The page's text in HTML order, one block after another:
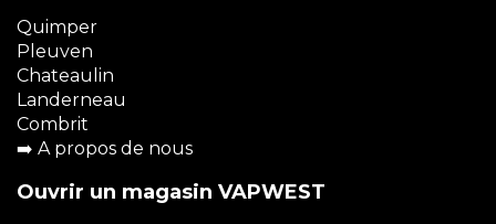
Quimper
Pleuven
Chateaulin
Landerneau
Combrit
➡️ A propos de nous
Ouvrir un magasin VAPWEST